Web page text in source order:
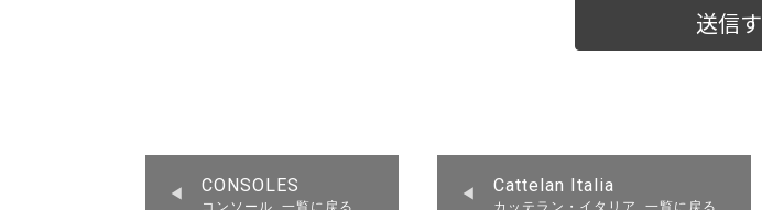
CONSOLES
コンソール 一覧に戻る
Cattelan Italia
カッテラン・イタリア 一覧に戻る